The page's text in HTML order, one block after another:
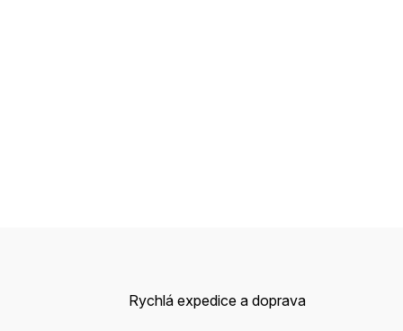
Rychlá expedice a doprava